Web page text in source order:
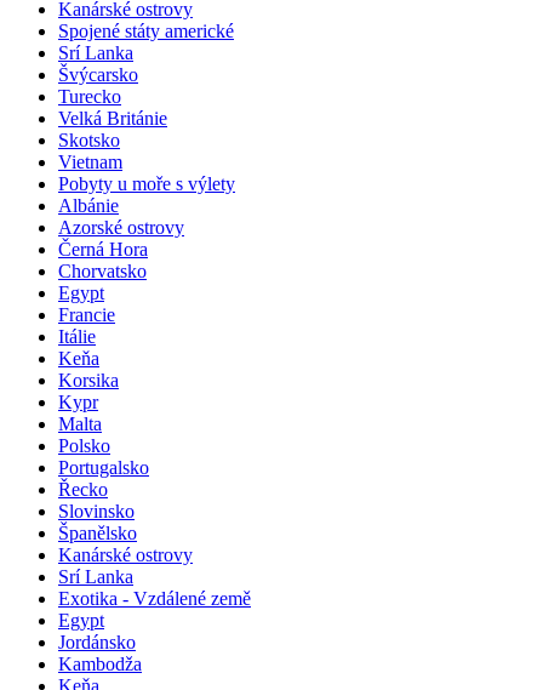
Kanárské ostrovy
Spojené státy americké
Srí Lanka
Švýcarsko
Turecko
Velká Británie
Skotsko
Vietnam
Pobyty u moře s výlety
Albánie
Azorské ostrovy
Černá Hora
Chorvatsko
Egypt
Francie
Itálie
Keňa
Korsika
Kypr
Malta
Polsko
Portugalsko
Řecko
Slovinsko
Španělsko
Kanárské ostrovy
Srí Lanka
Exotika - Vzdálené země
Egypt
Jordánsko
Kambodža
Keňa